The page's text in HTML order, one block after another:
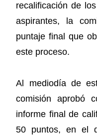
recalificación de
aspirantes, la
puntaje final que
este proceso.
Al mediodía de
comisión aprobó
informe final de
50 puntos, en el